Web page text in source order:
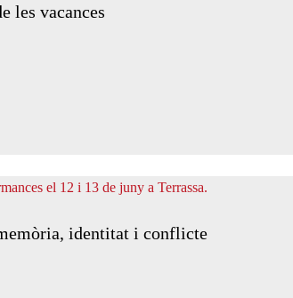
les vacances
identitat i conflicte